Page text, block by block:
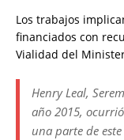
Los trabajos
financiados con
Vialidad del
Henry Leal,
año 2015,
una parte de